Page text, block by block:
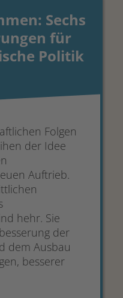
Sechs
für
Politik
Folgen
der Idee
Auftrieb.
hehr. Sie
der
dem Ausbau
besserer